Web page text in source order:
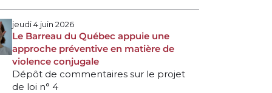
jeudi 4 juin 2026
Le Barreau du Québec appuie une
approche préventive en matière de
violence conjugale
Dépôt de commentaires sur le projet
de loi n° 4